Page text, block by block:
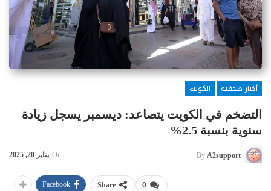
أخبار صحفية
الكويت
التضخم في الكويت يتصاعد: ديسمبر يسجل زيادة
سنوية بنسبة 2.5%
By A2support
On يناير 20, 2025
0
Share
Facebook